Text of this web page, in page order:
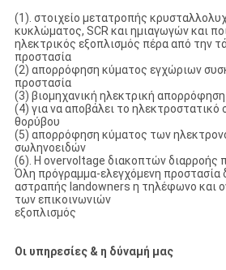
(1). στοιχείο μετατροπής
κυκλώματος, SCR και ημιαγωγών και
ηλεκτρικός εξοπλισμός πέρα από την
προστασία
(2) απορρόφηση κύματος εγχώριων
προστασία
(3) βιομηχανική ηλεκτρική
(4) για να αποβάλει το ηλεκτροστατικό
θορύβου
(5) απορρόφηση κύματος των
σωληνοειδών
(6). Η overvoltage διακοπτών διαρροής
Όλη πρόγραμμα-ελεγχόμενη προστασία
αστραπής landowners η τηλέφωνο και
των επικοινωνιών
εξοπλισμός
Οι υπηρεσίες & η δύναμή μας